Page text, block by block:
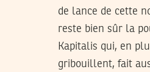
de lance de cette
reste bien sûr la
Kapitalis qui, en
gribouillent, fait